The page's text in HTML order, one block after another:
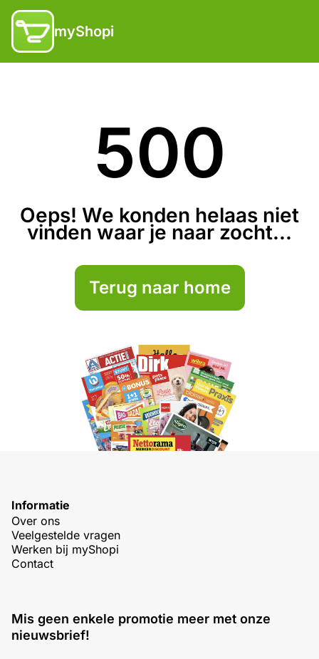
myShopi
500
Oeps! We konden helaas niet
vinden waar je naar zocht...
Terug naar home
Informatie
Over ons
Veelgestelde vragen
Werken bij myShopi
Contact
Mis geen enkele promotie meer met onze
nieuwsbrief!